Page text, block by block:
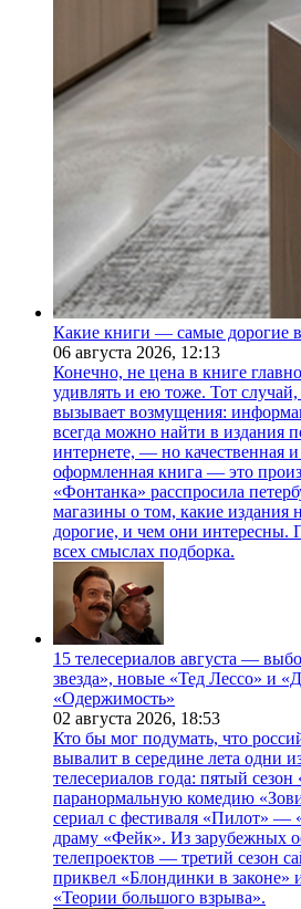
Какие книги — самые дорогие в
06 августа 2026, 12:13
Конечно, не цена в книге
удивлять и ею тоже. Тот случай,
вызывает возмущения:
всегда можно найти в издания
интернете, — но качественная
оформленная книга — это
«Фонтанка» расспросила
магазины о том, какие
дорогие, и чем они интересны.
всех смыслах подборка.
15 телесериалов августа —
звезда», новые «Тед Лессо» и
«Одержимость»
02 августа 2026, 18:53
Кто бы мог подумать, что
вывалит в середине лета одни
телесериалов года: пятый
паранормальную комедию
сериал с фестиваля «Пилот» —
драму «Фейк». Из зарубежных
телепроектов — третий сезон
приквел «Блондинки в законе»
«Теории большого взрыва».